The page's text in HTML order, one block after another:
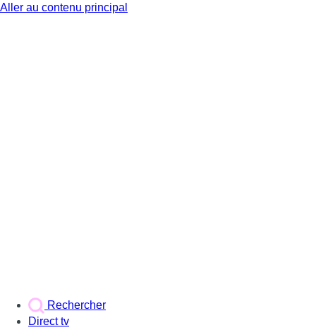
Aller au contenu principal
Rechercher
Direct tv